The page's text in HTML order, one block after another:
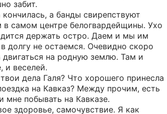
забит.
кончилась, а банды свирепствуют
в самом центре белогвардейщины. Ухо
держать остро. Даем и мы им
долгу не остаемся. Очевидно скоро
двигаться на родную землю. Там и
и веселей.
дела Галя? Что хорошего принесла
на Кавказ? Между прочим, есть
мне побывать на Кавказе.
здоровье, самочувствие. Я как